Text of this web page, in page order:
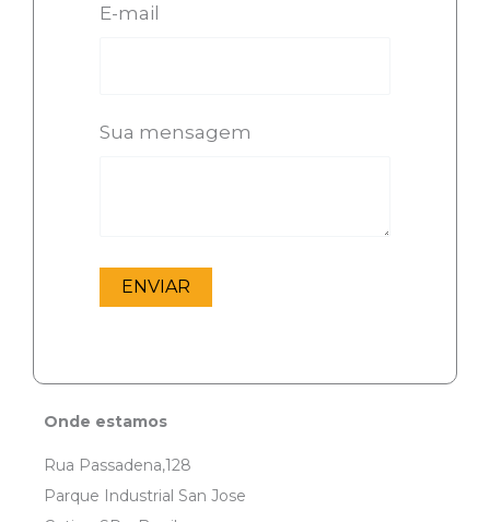
E-mail
Sua mensagem
Onde estamos
Rua Passadena,128
Parque Industrial San Jose